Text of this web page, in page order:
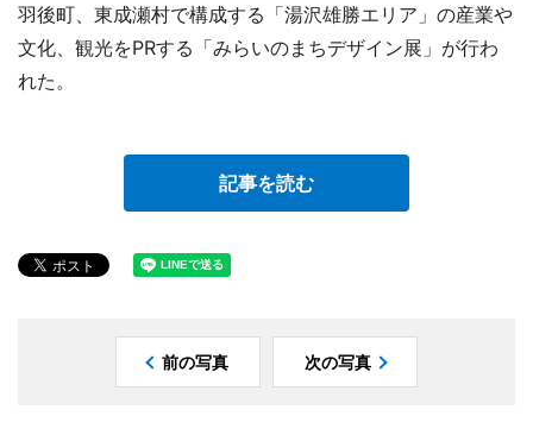
羽後町、東成瀬村で構成する「湯沢雄勝エリア」の産業や
文化、観光をPRする「みらいのまちデザイン展」が行わ
れた。
記事を読む
前の写真 次の写真